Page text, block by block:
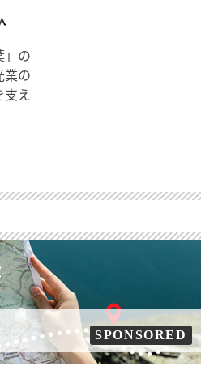
」の
業の
え
SPONSORED